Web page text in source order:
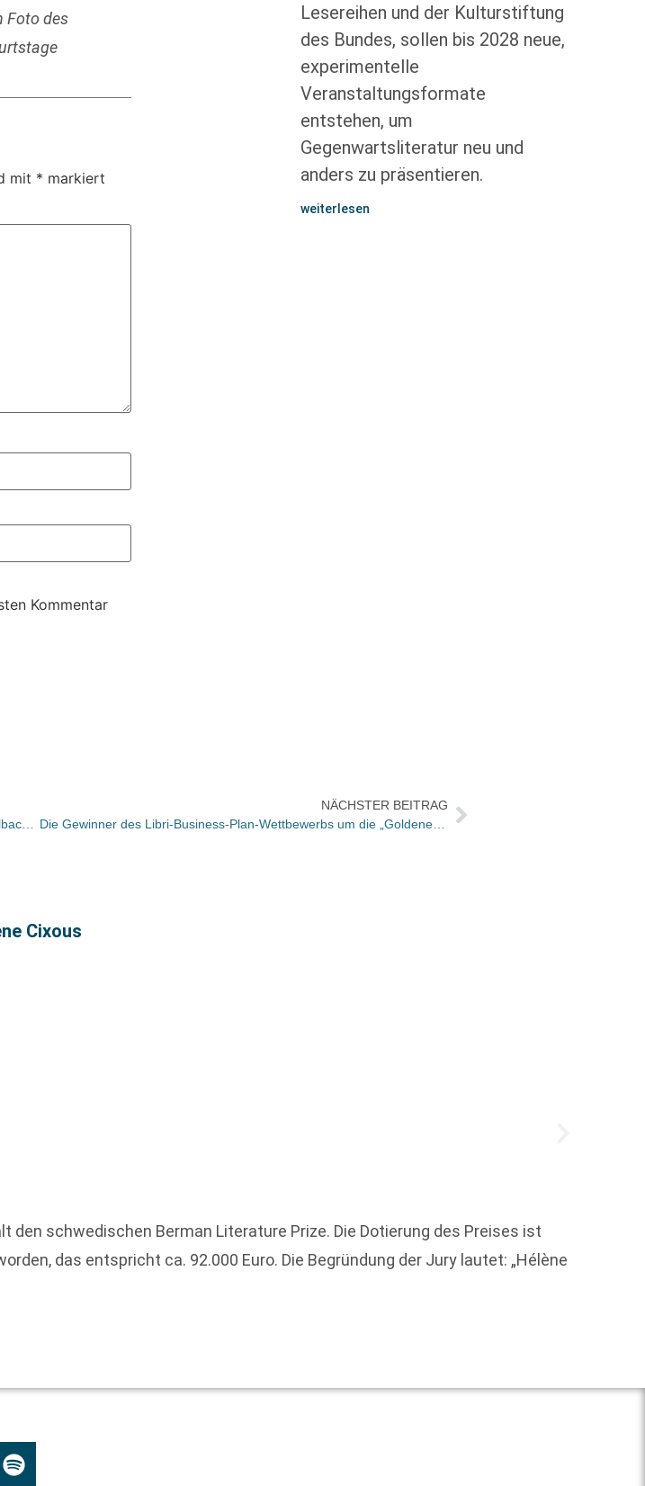
Foto des
mit * markiert
Kommentar
Lesereihen und der Kulturstiftung
des Bundes, sollen bis 2028 neue,
experimentelle
Veranstaltungsformate
entstehen, um
Gegenwartsliteratur neu und
anders zu präsentieren.
weiterlesen
NÄCHSTER BEITRAG
Cixous
schwedischen Berman Literature Prize. Die Dotierung des Preises ist
das entspricht ca. 92.000 Euro. Die Begründung der Jury lautet: „Hélène